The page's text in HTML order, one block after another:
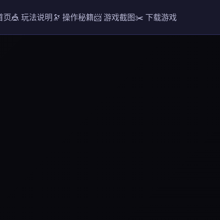
页🎪 玩法说明🔭 操作秘籍📨 游戏截图✂️ 下载游戏